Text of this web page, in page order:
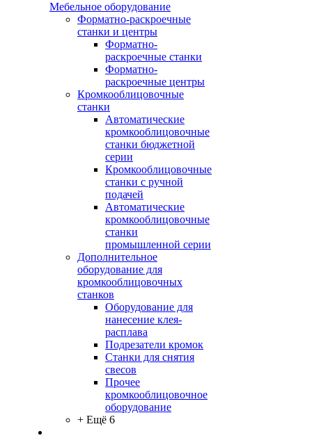
Мебельное оборудование
Форматно-раскроечные
станки и центры
Форматно-
раскроечные станки
Форматно-
раскроечные центры
Кромкооблицовочные
станки
Автоматические
кромкооблицовочные
станки бюджетной
серии
Кромкооблицовочные
станки с ручной
подачей
Автоматические
кромкооблицовочные
станки
промышленной серии
Дополнительное
оборудование для
кромкооблицовочных
станков
Оборудование для
нанесение клея-
расплава
Подрезатели кромок
Станки для снятия
свесов
Прочее
кромкооблицовочное
оборудование
+ Ещё 6